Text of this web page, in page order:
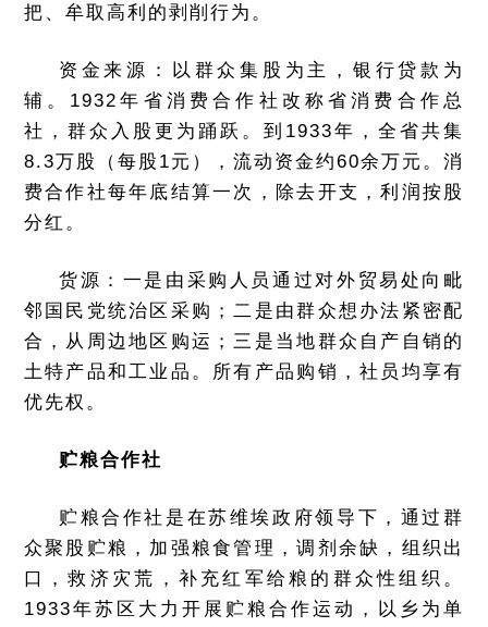
把、牟取高利的剥削行为。
资金来源：以群众集股为主，银行贷款为
辅。1932年省消费合作社改称省消费合作总
社，群众入股更为踊跃。到1933年，全省共集
8.3万股（每股1元），流动资金约60余万元。消
费合作社每年底结算一次，除去开支，利润按股
分红。
货源：一是由采购人员通过对外贸易处向毗
邻国民党统治区采购；二是由群众想办法紧密配
合，从周边地区购运；三是当地群众自产自销的
土特产品和工业品。所有产品购销，社员均享有
优先权。
贮粮合作社
贮粮合作社是在苏维埃政府领导下，通过群
众聚股贮粮，加强粮食管理，调剂余缺，组织出
口，救济灾荒，补充红军给粮的群众性组织。
1933年苏区大力开展贮粮合作运动，以乡为单